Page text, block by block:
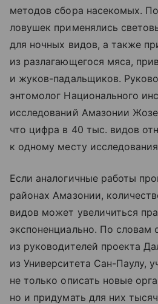
методов сбора насекомых.
ловушек применялись
для ночных видов, а также
из разлагающегося мяса,
и жуков-падальщиков.
энтомолог Национального
исследований Амазонии
что цифра в 40 тыс. видов
к одному месту
Если аналогичные работы
районах Амазонии,
видов может увеличиться
экспоненциально. По словам
из руководителей проекта
из Университета Сан-Паулу,
не только описать новые
но и придумать для них